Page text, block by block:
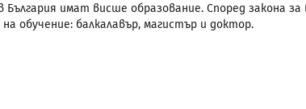
имат висше образование. Според закона
обучение: балкалавър, магистър и доктор.